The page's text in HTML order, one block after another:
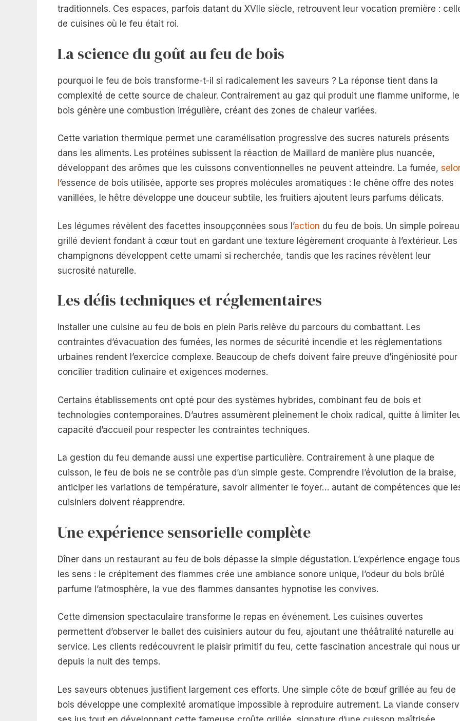
traditionnels. Ces espaces, parfois datant du XVIIe siècle, retrouvent leur vocation première :
de cuisines où le feu était roi.
La science du goût au feu de bois
pourquoi le feu de bois transforme-t-il si radicalement les saveurs ? La réponse tient dans la
complexité de cette source de chaleur. Contrairement au gaz qui produit une flamme uniforme, le
bois génère une combustion irrégulière, créant des zones de chaleur variées.
Cette variation thermique permet une caramélisation progressive des sucres naturels présents
dans les aliments. Les protéines subissent la réaction de Maillard de manière plus nuancée,
développant des arômes que les cuissons conventionnelles ne peuvent atteindre. La fumée,
‘essence de bois utilisée, apporte ses propres molécules aromatiques : le chêne offre des notes
vanillées, le hêtre développe une douceur subtile, les fruitiers ajoutent leurs parfums délicats.
Les légumes révèlent des facettes insoupçonnées sous l’action du feu de bois. Un simple poireau
grillé devient fondant à cœur tout en gardant une texture légèrement croquante à l’extérieur. Les
champignons développent cette umami si recherchée, tandis que les racines révèlent leur
sucrosité naturelle.
Les défis techniques et réglementaires
Installer une cuisine au feu de bois en plein Paris relève du parcours du combattant. Les
contraintes d’évacuation des fumées, les normes de sécurité incendie et les réglementations
urbaines rendent l’exercice complexe. Beaucoup de chefs doivent faire preuve d’ingéniosité pour
concilier tradition culinaire et exigences modernes.
Certains établissements ont opté pour des systèmes hybrides, combinant feu de bois et
technologies contemporaines. D’autres assumèrent pleinement le choix radical, quitte à limiter
capacité d’accueil pour respecter les contraintes techniques.
La gestion du feu demande aussi une expertise particulière. Contrairement à une plaque de
cuisson, le feu de bois ne se contrôle pas d’un simple geste. Comprendre l’évolution de la braise,
anticiper les variations de température, savoir alimenter le foyer… autant de compétences que
cuisiniers doivent réapprendre.
Une expérience sensorielle complète
Dîner dans un restaurant au feu de bois dépasse la simple dégustation. L’expérience engage tous
les sens : le crépitement des flammes crée une ambiance sonore unique, l’odeur du bois brûlé
parfume l’atmosphère, la vue des flammes dansantes hypnotise les convives.
Cette dimension spectaculaire transforme le repas en événement. Les cuisines ouvertes
permettent d’observer le ballet des cuisiniers autour du feu, ajoutant une théâtralité naturelle au
service. Les clients redécouvrent le plaisir primitif du feu, cette fascination ancestrale qui nous
depuis la nuit des temps.
Les saveurs obtenues justifient largement ces efforts. Une simple côte de bœuf grillée au feu de
bois développe une complexité aromatique impossible à reproduire autrement. La viande